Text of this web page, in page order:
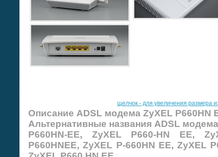
щелчок - для увеличения размера
Описание ADSL модема ZyXEL P660HN
Альтернативные названия ADSL
P660HN-EE, ZyXEL P660-HN EE,
P660HNEE, ZyXEL P-660HN EE, ZyXEL